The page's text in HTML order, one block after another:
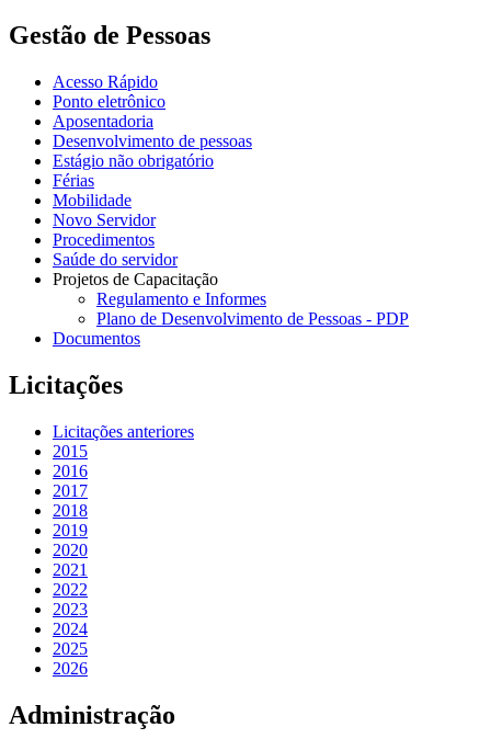
Gestão de Pessoas
Acesso Rápido
Ponto eletrônico
Aposentadoria
Desenvolvimento de pessoas
Estágio não obrigatório
Férias
Mobilidade
Novo Servidor
Procedimentos
Saúde do servidor
Projetos de Capacitação
Regulamento e Informes
Plano de Desenvolvimento de Pessoas - PDP
Documentos
Licitações
Licitações anteriores
2015
2016
2017
2018
2019
2020
2021
2022
2023
2024
2025
2026
Administração